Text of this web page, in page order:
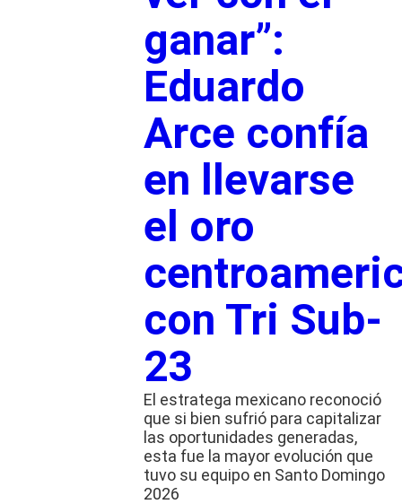
ganar”:
Eduardo
Arce confía
en llevarse
el oro
con Tri Sub-
23
El estratega mexicano reconoció
que si bien sufrió para capitalizar
las oportunidades generadas,
esta fue la mayor evolución que
tuvo su equipo en Santo Domingo
2026